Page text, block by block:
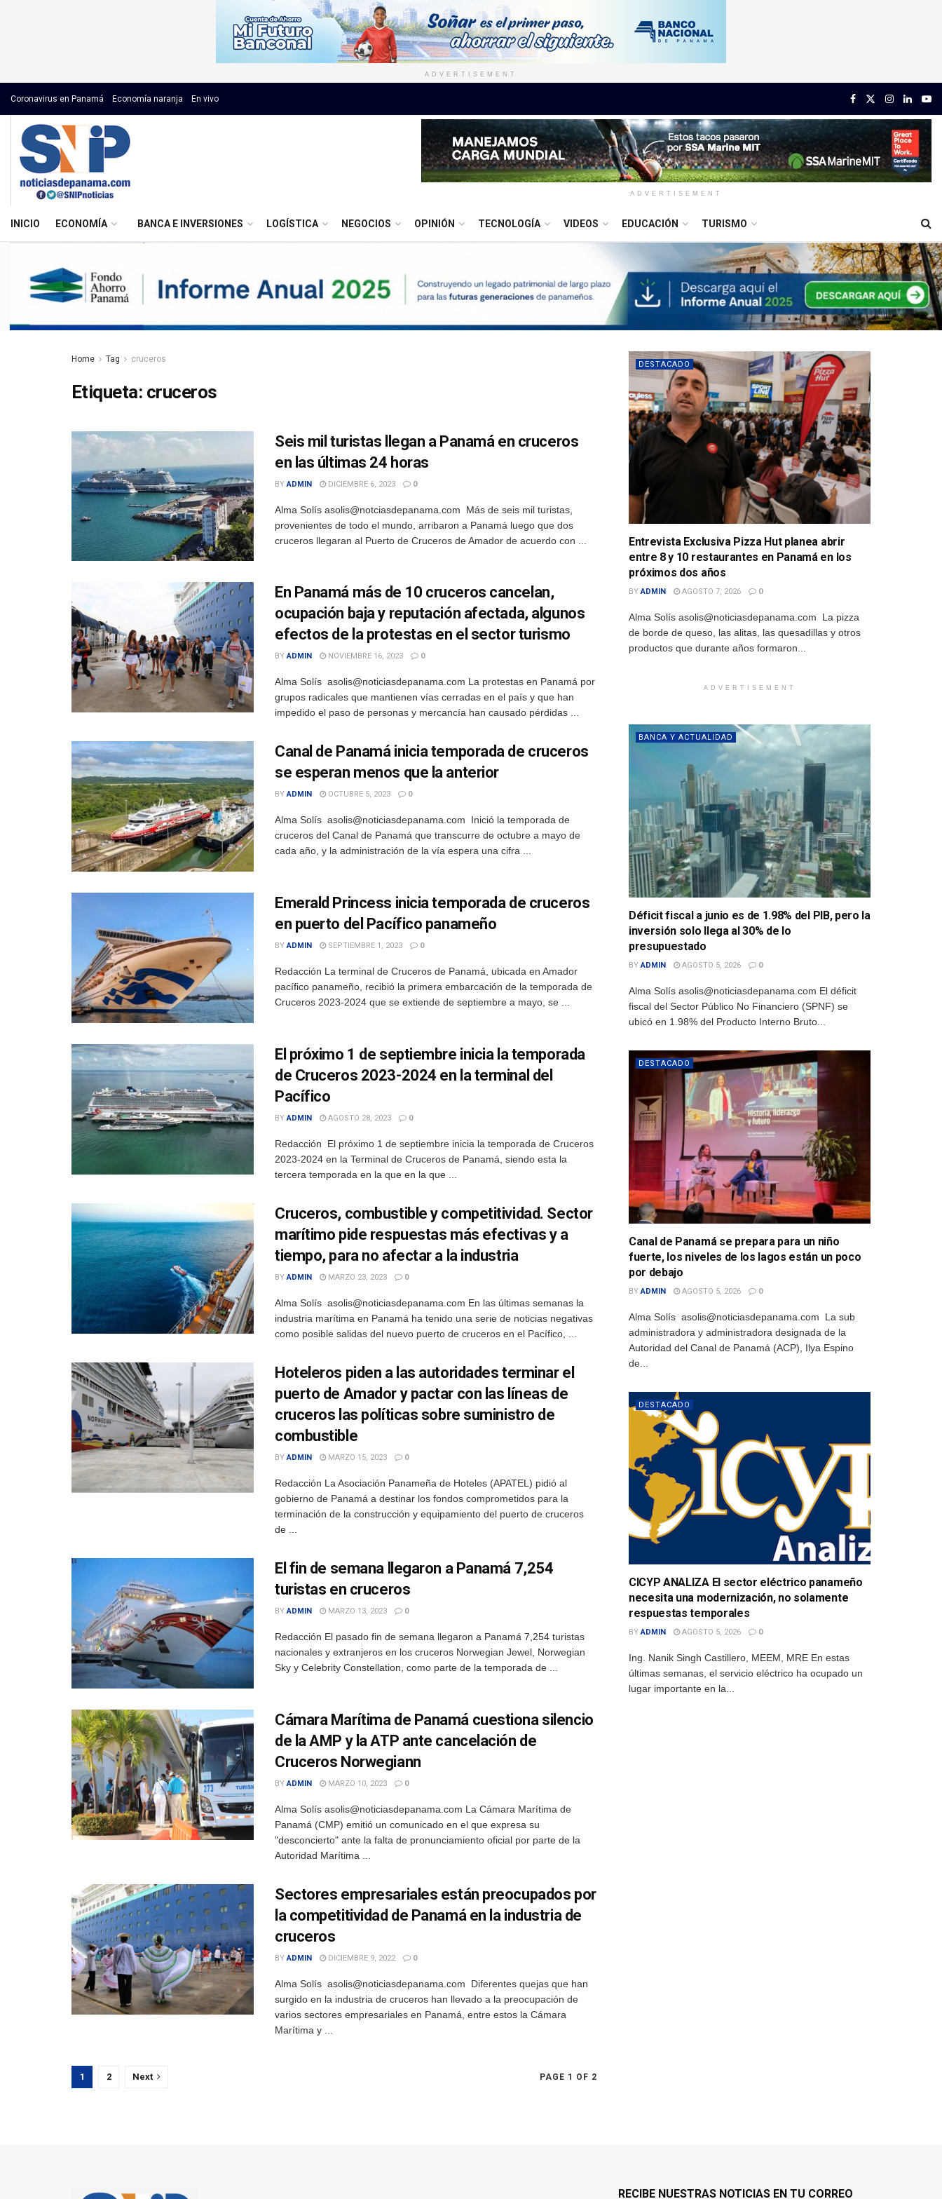
ADVERTISEMENT
Coronavirus en Panamá Economía naranja En vivo
ADVERTISEMENT
INICIO ECONOMÍA BANCA E INVERSIONES LOGÍSTICA NEGOCIOS OPINIÓN TECNOLOGÍA VIDEOS EDUCACIÓN TURISMO
Home Tag cruceros
Etiqueta: cruceros
Seis mil turistas llegan a Panamá en cruceros
en las últimas 24 horas
BY ADMIN DICIEMBRE 6, 2023 0
Alma Solís asolis@notciasdepanama.com Más de seis mil turistas,
provenientes de todo el mundo, arribaron a Panamá luego que dos
cruceros llegaran al Puerto de Cruceros de Amador de acuerdo con ...
En Panamá más de 10 cruceros cancelan,
ocupación baja y reputación afectada, algunos
efectos de la protestas en el sector turismo
BY ADMIN NOVIEMBRE 16, 2023 0
Alma Solís asolis@noticiasdepanama.com La protestas en Panamá por
grupos radicales que mantienen vías cerradas en el país y que han
impedido el paso de personas y mercancía han causado pérdidas ...
Canal de Panamá inicia temporada de cruceros
se esperan menos que la anterior
BY ADMIN OCTUBRE 5, 2023 0
Alma Solís asolis@noticiasdepanama.com Inició la temporada de
cruceros del Canal de Panamá que transcurre de octubre a mayo de
cada año, y la administración de la vía espera una cifra ...
Emerald Princess inicia temporada de cruceros
en puerto del Pacífico panameño
BY ADMIN SEPTIEMBRE 1, 2023 0
Redacción La terminal de Cruceros de Panamá, ubicada en Amador
pacífico panameño, recibió la primera embarcación de la temporada de
Cruceros 2023-2024 que se extiende de septiembre a mayo, se ...
El próximo 1 de septiembre inicia la temporada
de Cruceros 2023-2024 en la terminal del
Pacífico
BY ADMIN AGOSTO 28, 2023 0
Redacción El próximo 1 de septiembre inicia la temporada de Cruceros
2023-2024 en la Terminal de Cruceros de Panamá, siendo esta la
tercera temporada en la que en la que ...
Cruceros, combustible y competitividad. Sector
marítimo pide respuestas más efectivas y a
tiempo, para no afectar a la industria
BY ADMIN MARZO 23, 2023 0
Alma Solís asolis@noticiasdepanama.com En las últimas semanas la
industria marítima en Panamá ha tenido una serie de noticias negativas
como posible salidas del nuevo puerto de cruceros en el Pacífico, ...
Hoteleros piden a las autoridades terminar el
puerto de Amador y pactar con las líneas de
cruceros las políticas sobre suministro de
combustible
BY ADMIN MARZO 15, 2023 0
Redacción La Asociación Panameña de Hoteles (APATEL) pidió al
gobierno de Panamá a destinar los fondos comprometidos para la
terminación de la construcción y equipamiento del puerto de cruceros
de ...
El fin de semana llegaron a Panamá 7,254
turistas en cruceros
BY ADMIN MARZO 13, 2023 0
Redacción El pasado fin de semana llegaron a Panamá 7,254 turistas
nacionales y extranjeros en los cruceros Norwegian Jewel, Norwegian
Sky y Celebrity Constellation, como parte de la temporada de ...
Cámara Marítima de Panamá cuestiona silencio
de la AMP y la ATP ante cancelación de
Cruceros Norwegiann
BY ADMIN MARZO 10, 2023 0
Alma Solís asolis@noticiasdepanama.com La Cámara Marítima de
Panamá (CMP) emitió un comunicado en el que expresa su
"desconcierto" ante la falta de pronunciamiento oficial por parte de la
Autoridad Marítima ...
Sectores empresariales están preocupados por
la competitividad de Panamá en la industria de
cruceros
BY ADMIN DICIEMBRE 9, 2022 0
Alma Solís asolis@noticiasdepanama.com Diferentes quejas que han
surgido en la industria de cruceros han llevado a la preocupación de
varios sectores empresariales en Panamá, entre estos la Cámara
Marítima y ...
PAGE 1 OF 2
1 2 Next
DESTACADO
Entrevista Exclusiva Pizza Hut planea abrir
entre 8 y 10 restaurantes en Panamá en los
próximos dos años
BY ADMIN AGOSTO 7, 2026 0
Alma Solís asolis@noticiasdepanama.com La pizza
de borde de queso, las alitas, las quesadillas y otros
productos que durante años formaron...
ADVERTISEMENT
BANCA Y ACTUALIDAD
Déficit fiscal a junio es de 1.98% del PIB, pero la
inversión solo llega al 30% de lo
presupuestado
BY ADMIN AGOSTO 5, 2026 0
Alma Solís asolis@noticiasdepanama.com El déficit
fiscal del Sector Público No Financiero (SPNF) se
ubicó en 1.98% del Producto Interno Bruto...
DESTACADO
Canal de Panamá se prepara para un niño
fuerte, los niveles de los lagos están un poco
por debajo
BY ADMIN AGOSTO 5, 2026 0
Alma Solís asolis@noticiasdepanama.com La sub
administradora y administradora designada de la
Autoridad del Canal de Panamá (ACP), Ilya Espino
de...
DESTACADO
CICYP ANALIZA El sector eléctrico panameño
necesita una modernización, no solamente
respuestas temporales
BY ADMIN AGOSTO 5, 2026 0
Ing. Nanik Singh Castillero, MEEM, MRE En estas
últimas semanas, el servicio eléctrico ha ocupado un
lugar importante en la...
RECIBE NUESTRAS NOTICIAS EN TU CORREO